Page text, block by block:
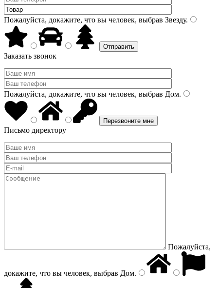
Пожалуйста, докажите, что вы человек, выбрав Звезду.
Заказать звонок
Пожалуйста, докажите, что вы человек, выбрав Дом.
Письмо директору
Пожалуйста,
докажите, что вы человек, выбрав Дом.